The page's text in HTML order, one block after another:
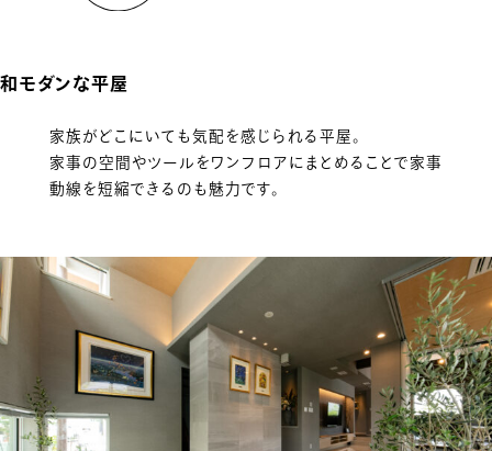
和モダンな平屋
家族がどこにいても気配を感じられる平屋。
家事の空間やツールをワンフロアにまとめることで家事
動線を短縮できるのも魅力です。